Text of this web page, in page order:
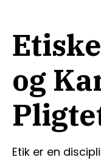
og
Etik er en